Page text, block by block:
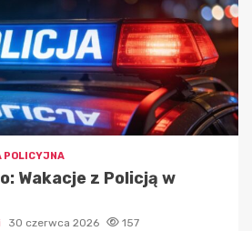
POLICYJNA
Wakacje z Policją w
30 czerwca 2026 157